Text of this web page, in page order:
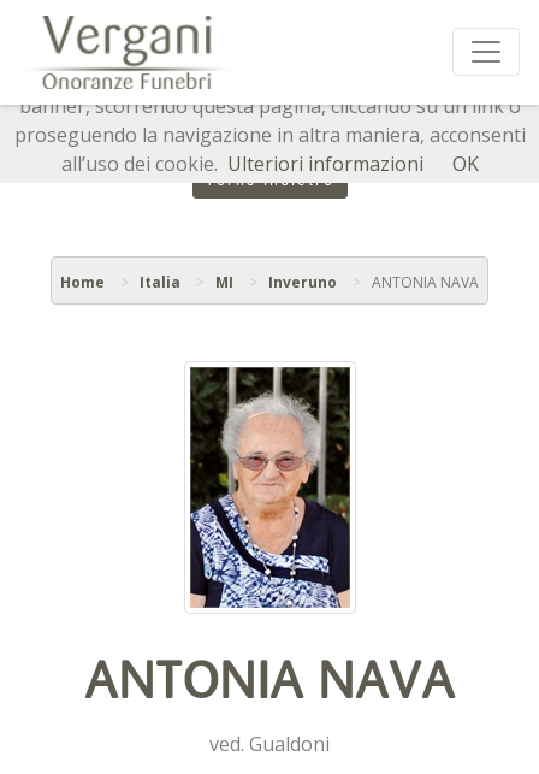
Torna indietro
Home Italia MI Inveruno ANTONIA NAVA
ANTONIA NAVA
ved. Gualdoni
Questo sito o gli strumenti terzi da questo utilizzati si
avvalgono di cookie necessari al funzionamento ed utili
alle finalità illustrate nella cookie policy. Chiudendo questo
banner, scorrendo questa pagina, cliccando su un link o
proseguendo la navigazione in altra maniera, acconsenti
all’uso dei cookie. Ulteriori informazioni OK